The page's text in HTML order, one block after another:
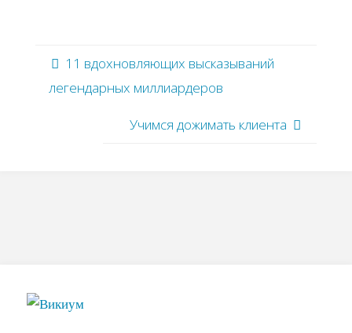
11 вдохновляющих высказываний
легендарных миллиардеров
Учимся дожимать клиента